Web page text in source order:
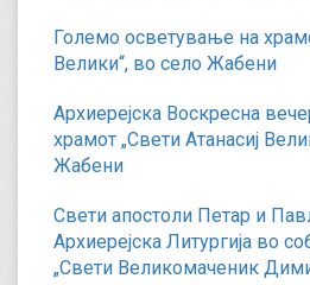
Големо осветување на
Велики“, во село Жабени
Архиерејска Воскресна
храмот „Свети Атанасиј
Жабени
Свети апостоли Петар и
Архиерејска Литургија во
„Свети Великомаченик